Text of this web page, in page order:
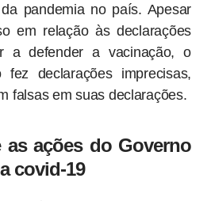
pandemia no país. Apesar
em relação às declarações
a defender a vacinação, o
declarações imprecisas,
falsas em suas declarações.
as ações do Governo
covid-19